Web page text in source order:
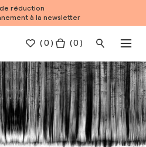
de réduction
à la newsletter
(0 ) ( 0 )